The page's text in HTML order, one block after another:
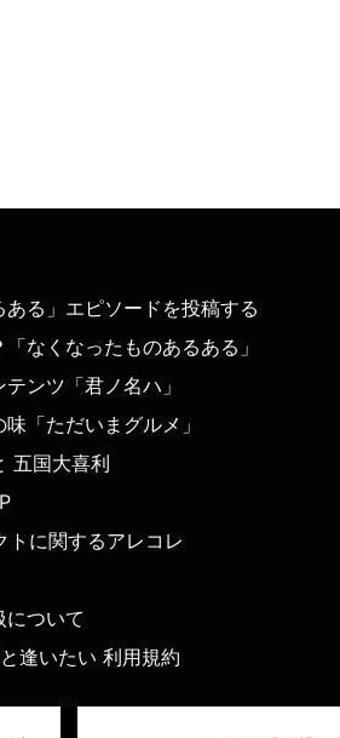
る」エピソードを投稿する
なくなったものあるある」
ンツ「君ノ名ハ」
「ただいまグルメ」
五国大喜利
に関するアレコレ
ついて
逢いたい 利用規約